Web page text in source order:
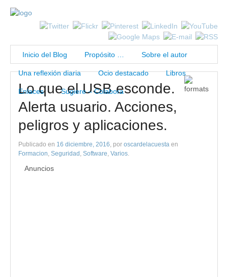
Inicio del Blog Propósito … Sobre el autor
Una reflexión diaria Ocio destacado Libros
Enlaces Sugiere – Colabora
Lo que el USB esconde.
Alerta usuario. Acciones,
peligros y aplicaciones.
Publicado en 16 diciembre, 2016, por oscardelacuesta en
Formacion, Seguridad , Software, Varios.
Anuncios